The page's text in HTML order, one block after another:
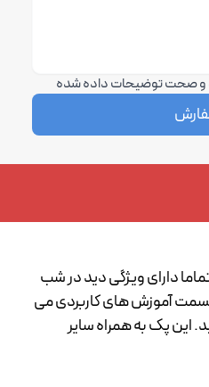
و صحت توضیحات داده شده
اند. دوربین ها تماما دارای ویژگی دید در شب
است که در قسمت آموزش های کاربردی می
پک به همراه سایر